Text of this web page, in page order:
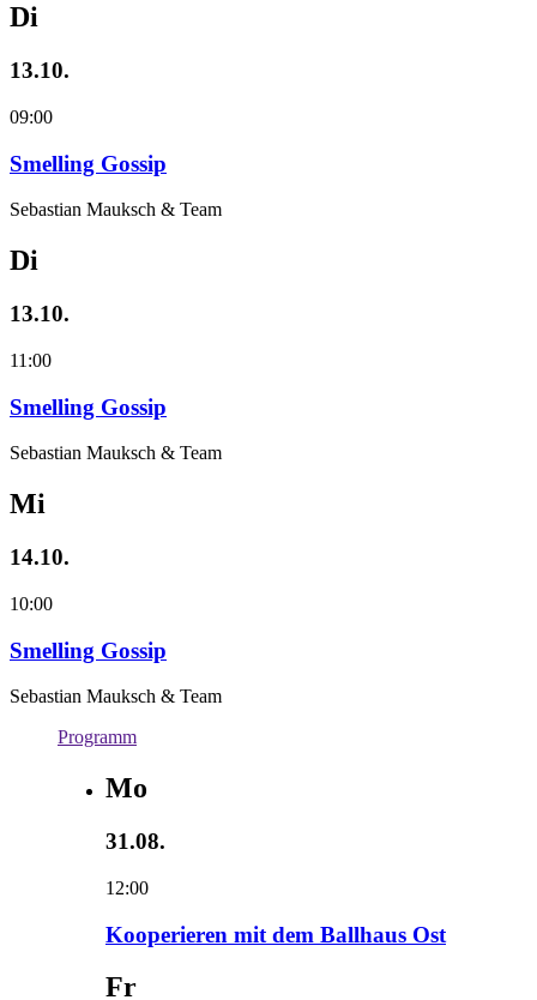
Di
13.10.
09:00
Smelling Gossip
Sebastian Mauksch & Team
Di
13.10.
11:00
Smelling Gossip
Sebastian Mauksch & Team
Mi
14.10.
10:00
Smelling Gossip
Sebastian Mauksch & Team
Programm
Mo
31.08.
12:00
Kooperieren mit dem Ballhaus Ost
Fr